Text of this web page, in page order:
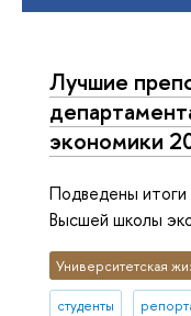
Лучшие
экономики
Подведены
Высшей школы
Университетская
студенты